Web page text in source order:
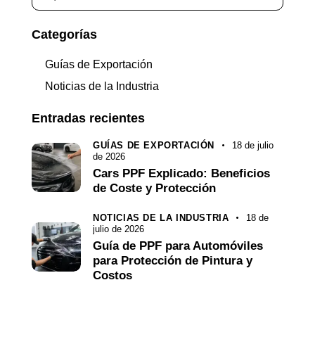
Categorías
Guías de Exportación
Noticias de la Industria
Entradas recientes
GUÍAS DE EXPORTACIÓN
18 de julio
de 2026
Cars PPF Explicado: Beneficios
de Coste y Protección
NOTICIAS DE LA INDUSTRIA
18 de
julio de 2026
Guía de PPF para Automóviles
para Protección de Pintura y
Costos